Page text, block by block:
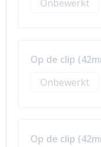
Onbewerkt
Op de clip
Onbewerkt
Op de clip